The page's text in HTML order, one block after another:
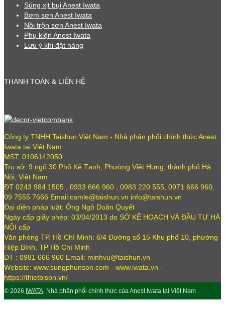
Súng xịt bụi Anest Iwata
Bơm sơn Anest Iwata
Nồi trộn sơn Anest Iwata
Phụ kiện Anest Iwata
Lưu ý khi đặt hàng
THANH TOÁN & LIÊN HỆ
Công ty TNHH Taishun Việt Nam - Nhà phân phối chính thức Anest
Iwata tại Việt Nam
MST: 0106142050
Trụ sở: 9 ngõ 30 Phố Kẻ Tạnh, Phường Việt Hưng, thành phố Hà
Nội, Việt Nam
ĐT 0243 984 1505 , 0933 666 960 , 0983 220 555, 0971 666 960,
09 7555 7666 Email:camle@taishun.vn info@taishun.vn
Đại diện pháp luật: Ông Ngô Doãn Quyết
Ngày cấp giấy phép: 03/04/2013 do SỞ KẾ HOẠCH VÀ ĐẦU TƯ HÀ
NỘI cấp
Văn phòng TP. Hồ Chí Minh: 6/4 Đường số 15 Khu phố 10, phường
Hiệp Bình, TP Hồ Chí Minh
ĐT : 0981 666 960 Email: minhvu@taishun.vn
Website: www.sungphunson.com - www.iwata.vn -
https://thietbison.vn/
© 2026 IWATA. Nhà phân phối chính thức của Anest Iwata tại Việt Nam .